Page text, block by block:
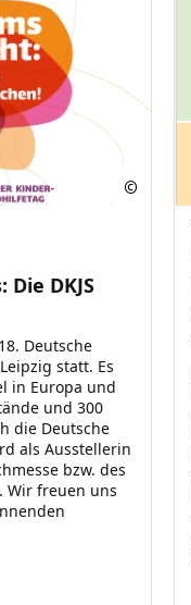
DKJS
Deutsche
statt. Es
in Europa und
und 300
die Deutsche
als Ausstellerin
bzw. des
Wir freuen uns